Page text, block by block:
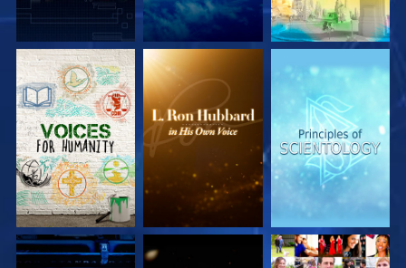
UTFORSKA
SERIEN
UTFORSKA
SERIEN
UTFORSKA
SERIEN